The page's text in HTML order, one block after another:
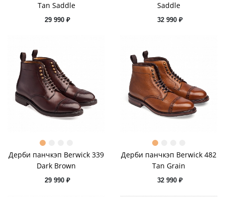
Tan Saddle
29 990 ₽
Saddle
32 990 ₽
Дерби панчкэп Berwick 339
Dark Brown
29 990 ₽
Дерби панчкэп Berwick 482
Tan Grain
32 990 ₽